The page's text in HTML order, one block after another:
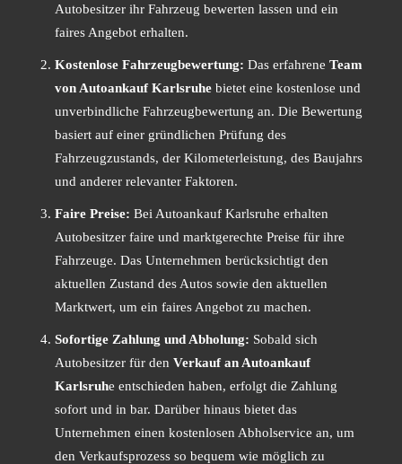
Autobesitzer ihr Fahrzeug bewerten lassen und ein
faires Angebot erhalten.
Kostenlose Fahrzeugbewertung: Das erfahrene Team
von Autoankauf Karlsruhe bietet eine kostenlose und
unverbindliche Fahrzeugbewertung an. Die Bewertung
basiert auf einer gründlichen Prüfung des
Fahrzeugzustands, der Kilometerleistung, des Baujahrs
und anderer relevanter Faktoren.
Faire Preise: Bei Autoankauf Karlsruhe erhalten
Autobesitzer faire und marktgerechte Preise für ihre
Fahrzeuge. Das Unternehmen berücksichtigt den
aktuellen Zustand des Autos sowie den aktuellen
Marktwert, um ein faires Angebot zu machen.
Sofortige Zahlung und Abholung: Sobald sich
Autobesitzer für den Verkauf an Autoankauf
Karlsruhe entschieden haben, erfolgt die Zahlung
sofort und in bar. Darüber hinaus bietet das
Unternehmen einen kostenlosen Abholservice an, um
den Verkaufsprozess so bequem wie möglich zu